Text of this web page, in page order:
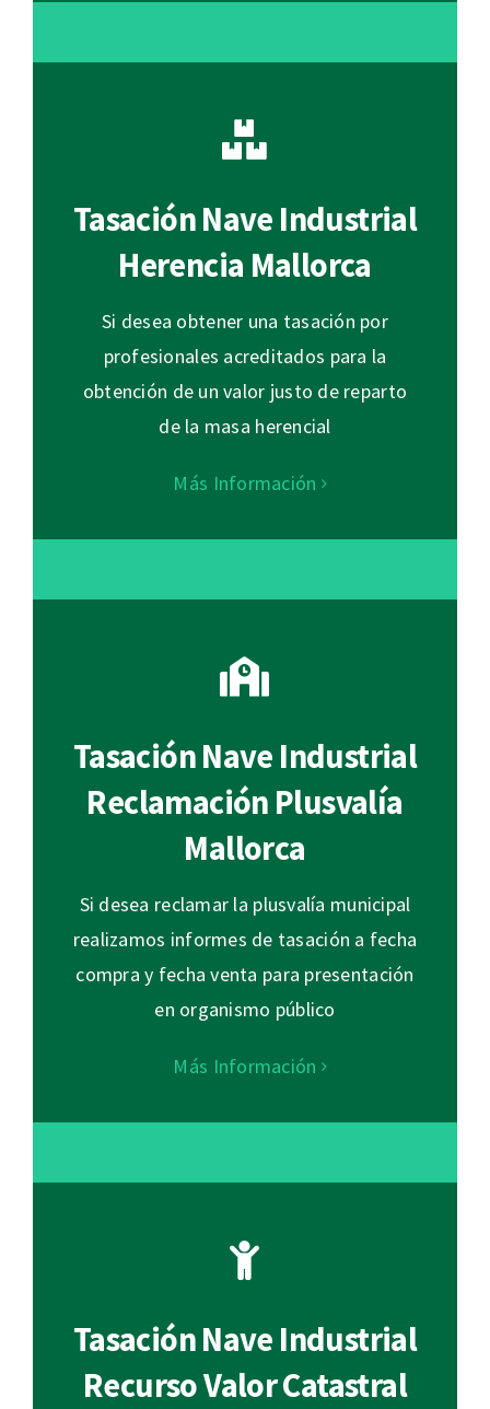
Tasación Nave Industrial
Herencia Mallorca
Si desea obtener una tasación por
profesionales acreditados para la
obtención de un valor justo de reparto
de la masa herencial
Más Información
Tasación Nave Industrial
Reclamación Plusvalía
Mallorca
Si desea reclamar la plusvalía municipal
realizamos informes de tasación a fecha
compra y fecha venta para presentación
en organismo público
Más Información
Tasación Nave Industrial
Recurso Valor Catastral